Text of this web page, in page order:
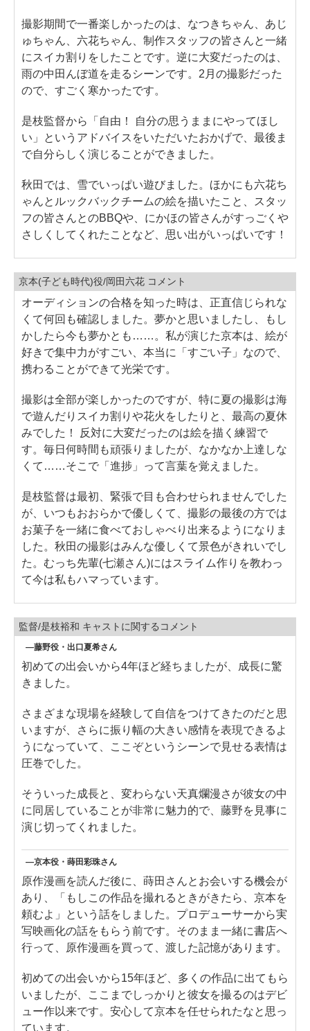
撮影期間で一番楽しかったのは、なつきちゃん、あじ
ゅちゃん、六花ちゃん、制作スタッフの皆さんと一緒
にスイカ割りをしたことです。逆に大変だったのは、
雨の中田んぼ道を走るシーンです。2月の撮影だった
ので、すごく寒かったです。
是枝監督から「自由！ 自分の思うままにやってほし
い」というアドバイスをいただいたおかげで、最後ま
で自分らしく演じることができました。
秋田では、雪でいっぱい遊びました。ほかにも六花ち
ゃんとルックバックチームの絵を描いたこと、スタッ
フの皆さんとのBBQや、にかほの皆さんがすっごくや
さしくしてくれたことなど、思い出がいっぱいです！
京本(子ども時代)役/岡田六花 コメント
オーディションの合格を知った時は、正直信じられな
くて何回も確認しました。夢かと思いましたし、もし
かしたら今も夢かとも……。私が演じた京本は、絵が
好きで集中力がすごい、本当に「すごい子」なので、
携わることができて光栄です。
撮影は全部が楽しかったのですが、特に夏の撮影は海
で遊んだりスイカ割りや花火をしたりと、最高の夏休
みでした！ 反対に大変だったのは絵を描く練習で
す。毎日何時間も頑張りましたが、なかなか上達しな
くて……そこで「進捗」って言葉を覚えました。
是枝監督は最初、緊張で目も合わせられませんでした
が、いつもおおらかで優しくて、撮影の最後の方では
お菓子を一緒に食べておしゃべり出来るようになりま
した。秋田の撮影はみんな優しくて景色がきれいでし
た。むっち先輩(七瀬さん)にはスライム作りを教わっ
て今は私もハマっています。
監督/是枝裕和 キャストに関するコメント
―藤野役・出口夏希さん
初めての出会いから4年ほど経ちましたが、成長に驚
きました。
さまざまな現場を経験して自信をつけてきたのだと思
いますが、さらに振り幅の大きい感情を表現できるよ
うになっていて、ここぞというシーンで見せる表情は
圧巻でした。
そういった成長と、変わらない天真爛漫さが彼女の中
に同居していることが非常に魅力的で、藤野を見事に
演じ切ってくれました。
―京本役・蒔田彩珠さん
原作漫画を読んだ後に、蒔田さんとお会いする機会が
あり、「もしこの作品を撮れるときがきたら、京本を
頼むよ」という話をしました。プロデューサーから実
写映画化の話をもらう前です。そのまま一緒に書店へ
行って、原作漫画を買って、渡した記憶があります。
初めての出会いから15年ほど、多くの作品に出てもら
いましたが、ここまでしっかりと彼女を撮るのはデビ
ュー作以来です。安心して京本を任せられたなと思っ
ています。